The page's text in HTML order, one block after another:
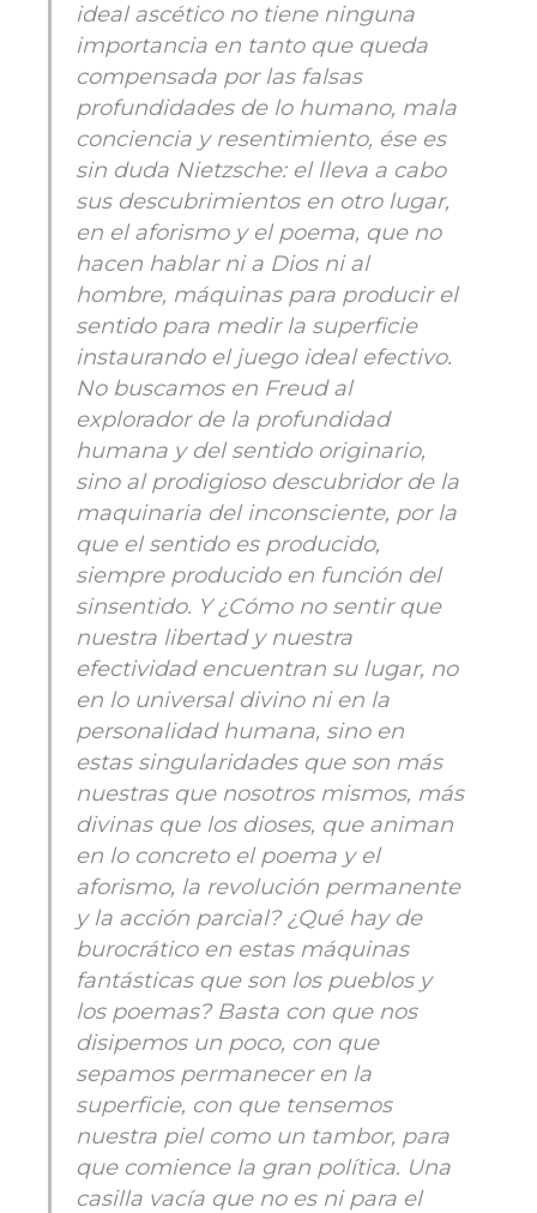
ideal ascético no tiene ninguna
importancia en tanto que queda
compensada por las falsas
profundidades de lo humano, mala
conciencia y resentimiento, ése es
sin duda Nietzsche: el lleva a cabo
sus descubrimientos en otro lugar,
en el aforismo y el poema, que no
hacen hablar ni a Dios ni al
hombre, máquinas para producir el
sentido para medir la superficie
instaurando el juego ideal efectivo.
No buscamos en Freud al
explorador de la profundidad
humana y del sentido originario,
sino al prodigioso descubridor de la
maquinaria del inconsciente, por la
que el sentido es producido,
siempre producido en función del
sinsentido. Y ¿Cómo no sentir que
nuestra libertad y nuestra
efectividad encuentran su lugar, no
en lo universal divino ni en la
personalidad humana, sino en
estas singularidades que son más
nuestras que nosotros mismos, más
divinas que los dioses, que animan
en lo concreto el poema y el
aforismo, la revolución permanente
y la acción parcial? ¿Qué hay de
burocrático en estas máquinas
fantásticas que son los pueblos y
los poemas? Basta con que nos
disipemos un poco, con que
sepamos permanecer en la
superficie, con que tensemos
nuestra piel como un tambor, para
que comience la gran política. Una
casilla vacía que no es ni para el